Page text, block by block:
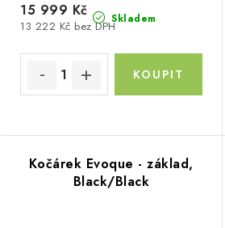
Skladem
13 222 Kč bez DPH
15 999 Kč
Kočárek Evoque - základ,
Black/Black